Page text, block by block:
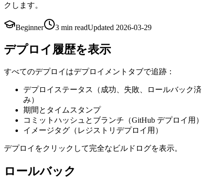
クします。
Beginner 3 min readUpdated 2026-03-29
デプロイ履歴を表示
すべてのデプロイはデプロイメントタブで追跡：
デプロイステータス（成功、失敗、ロールバック済
み）
期間とタイムスタンプ
コミットハッシュとブランチ（GitHub デプロイ用）
イメージタグ（レジストリデプロイ用）
デプロイをクリックして完全なビルドログを表示。
ロールバック